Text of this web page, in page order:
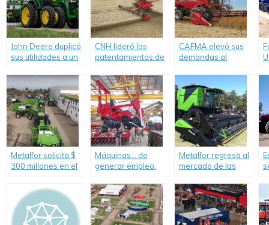
John Deere duplicó
sus utilidades a un
pandemia
CNH lideró los
patentamientos de
2020.
CAFMA elevó sus
demandas al
Productivo.
Metalfor solicita $
300 millones en el
capitales.
Máquinas… de
generar empleo.
Metalfor regresa al
mercado de las
Presentó el modelo
2635, con motor de
350/370 HP y
sistema de trilla